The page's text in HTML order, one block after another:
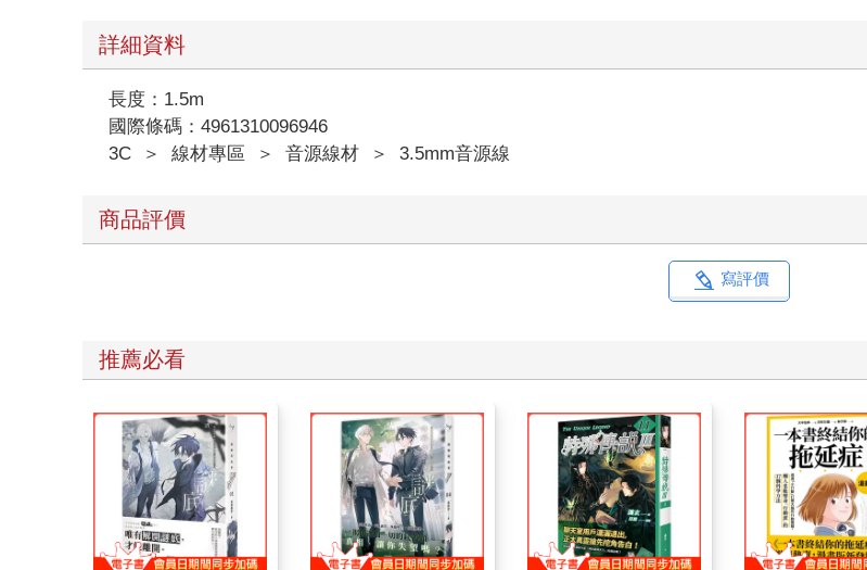
詳細資料
長度：1.5m
國際條碼：4961310096946
3C
＞ 線材專區 ＞ 音源線材 ＞ 3.5mm音源線
商品評價
寫評價
推薦必看